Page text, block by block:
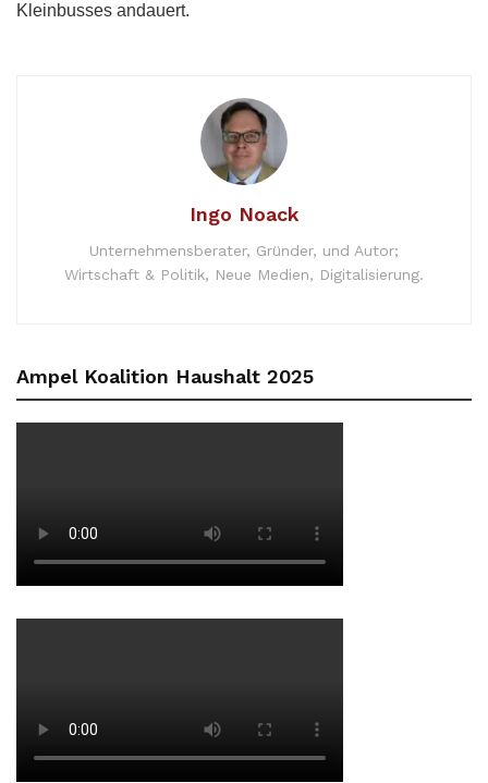
Kleinbusses andauert.
Ingo Noack
Unternehmensberater, Gründer, und Autor;
Wirtschaft & Politik, Neue Medien, Digitalisierung.
Ampel Koalition Haushalt 2025